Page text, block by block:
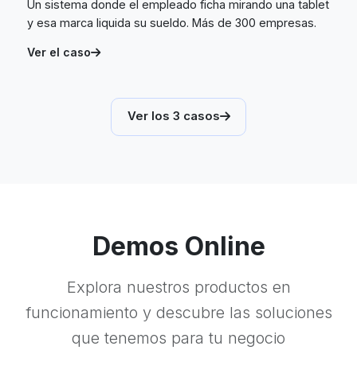
Un sistema donde el empleado ficha mirando una tablet
y esa marca liquida su sueldo. Más de 300 empresas.
Ver el caso
Ver los 3 casos
Demos Online
Explora nuestros productos en
funcionamiento y descubre las soluciones
que tenemos para tu negocio